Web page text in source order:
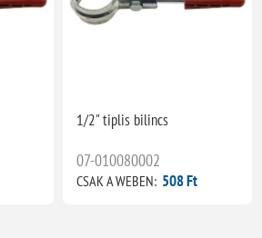
1/2" tiplis bilincs
07-010080002
CSAK A WEBEN: 508 Ft